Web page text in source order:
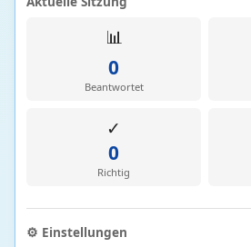
Betriebswirtschaftslehre und
Volkswirtschaftslehre
📊
0
Beantwortet
✓
0
Richtig
⚙️ Einstellungen